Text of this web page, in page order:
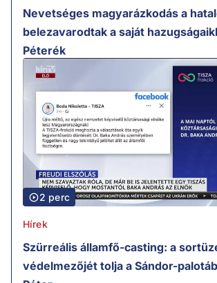
Nevetséges magyarázkodás a
belezavarodtak a saját
Péterék
2 perc
Hírek
Szürreális államfő-casting: a
védelmezőjét tolja a Sándor-